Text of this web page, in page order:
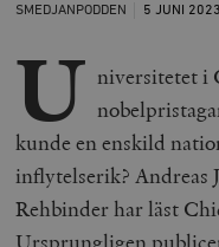
SMEDJANPODDEN 5 JUNI 2023
U niversitetet i
kunde en enskild
inflytelserik? Andreas
Rehbinder har läst